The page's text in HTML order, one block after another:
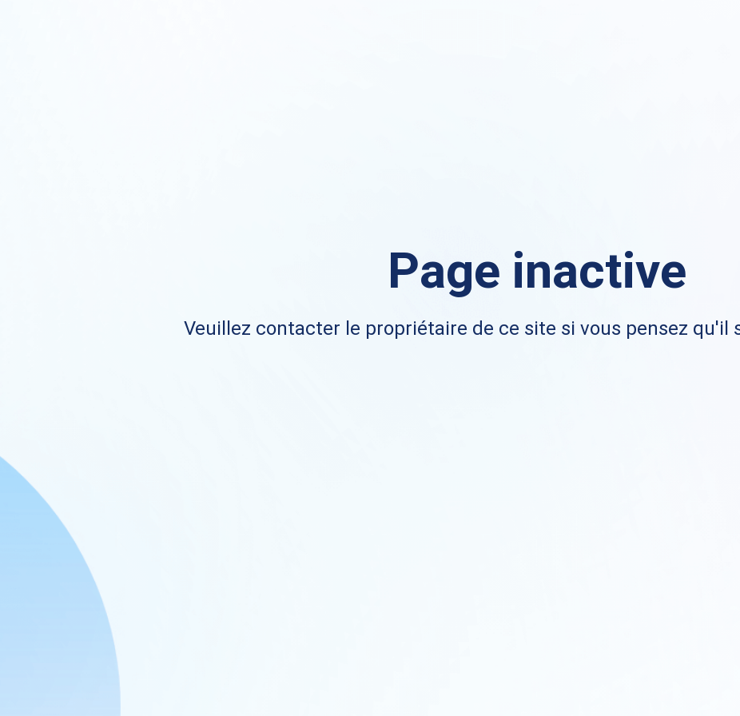
Page inactive
Veuillez contacter le propriétaire de ce site si vous pensez qu'il